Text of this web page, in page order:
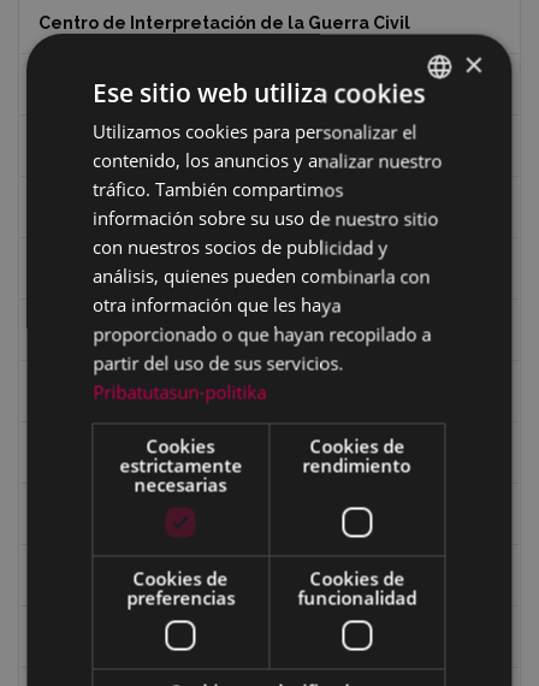
Centro de Interpretación de la Guerra Civil
Ciclismo
Dibujos de Julen Zabaleta
Eibar desde el aire
Eibartarren ahotan
Ermitas
Fondo Bolumburu
Fondo Carlos Narbaiza
BASQUE
SPANISH
×
Ese sitio web utiliza cookies
Utilizamos cookies para personalizar el
contenido, los anuncios y analizar nuestro
tráfico. También compartimos
información sobre su uso de nuestro sitio
con nuestros socios de publicidad y
análisis, quienes pueden combinarla con
otra información que les haya
proporcionado o que hayan recopilado a
partir del uso de sus servicios.
Pribatutasun-politika
Cookies
estrictamente
necesarias
Cookies de
rendimiento
Cookies de
preferencias
Cookies de
funcionalidad